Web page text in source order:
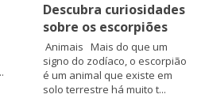
Descubra curiosidades
sobre os escorpiões
Animais Mais do que um
signo do zodíaco, o escorpião
é um animal que existe em
solo terrestre há muito t...